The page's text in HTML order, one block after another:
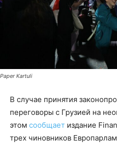
Paper Kartuli
В случае принятия
переговоры с Грузией на
этом сообщает издание
трех чиновников